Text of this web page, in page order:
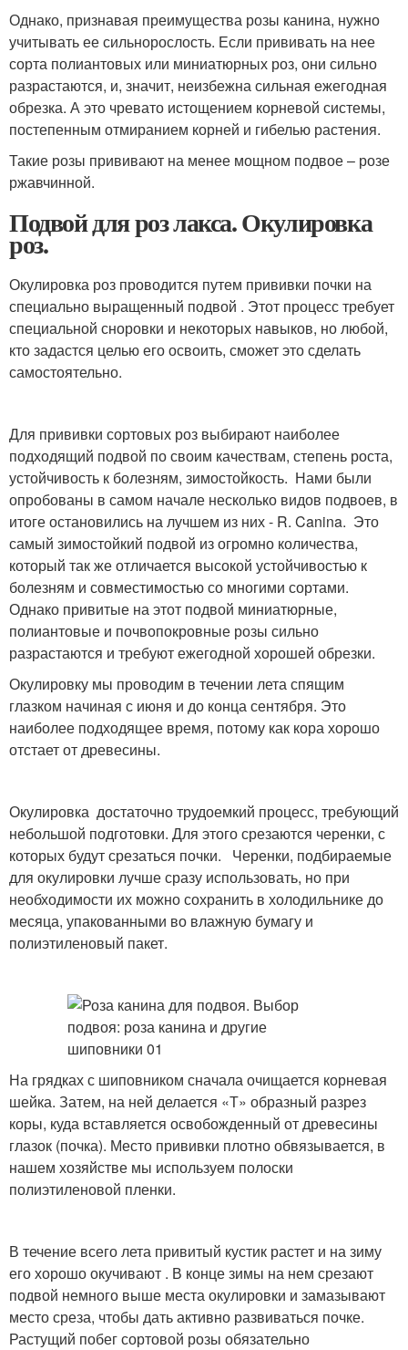
Однако, признавая преимущества розы канина, нужно
учитывать ее сильнорослость. Если прививать на нее
сорта полиантовых или миниатюрных роз, они сильно
разрастаются, и, значит, неизбежна сильная ежегодная
обрезка. А это чревато истощением корневой системы,
постепенным отмиранием корней и гибелью растения.
Такие розы прививают на менее мощном подвое – розе
ржавчинной.
Подвой для роз лакса. Окулировка
роз.
Окулировка роз проводится путем прививки почки на
специально выращенный подвой . Этот процесс требует
специальной сноровки и некоторых навыков, но любой,
кто задастся целью его освоить, сможет это сделать
самостоятельно.
Для прививки сортовых роз выбирают наиболее
подходящий подвой по своим качествам, степень роста,
устойчивость к болезням, зимостойкость. Нами были
опробованы в самом начале несколько видов подвоев, в
итоге остановились на лучшем из них - R. Canina. Это
самый зимостойкий подвой из огромно количества,
который так же отличается высокой устойчивостью к
болезням и совместимостью со многими сортами.
Однако привитые на этот подвой миниатюрные,
полиантовые и почвопокровные розы сильно
разрастаются и требуют ежегодной хорошей обрезки.
Окулировку мы проводим в течении лета спящим
глазком начиная с июня и до конца сентября. Это
наиболее подходящее время, потому как кора хорошо
отстает от древесины.
Окулировка достаточно трудоемкий процесс, требующий
небольшой подготовки. Для этого срезаются черенки, с
которых будут срезаться почки. Черенки, подбираемые
для окулировки лучше сразу использовать, но при
необходимости их можно сохранить в холодильнике до
месяца, упакованными во влажную бумагу и
полиэтиленовый пакет.
На грядках с шиповником сначала очищается корневая
шейка. Затем, на ней делается «Т» образный разрез
коры, куда вставляется освобожденный от древесины
глазок (почка). Место прививки плотно обвязывается, в
нашем хозяйстве мы используем полоски
полиэтиленовой пленки.
В течение всего лета привитый кустик растет и на зиму
его хорошо окучивают . В конце зимы на нем срезают
подвой немного выше места окулировки и замазывают
место среза, чтобы дать активно развиваться почке.
Растущий побег сортовой розы обязательно